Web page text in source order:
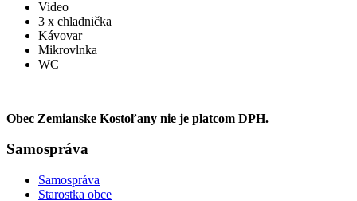
Video
3 x chladnička
Kávovar
Mikrovlnka
WC
Obec Zemianske Kostoľany nie je platcom DPH.
Samospráva
Samospráva
Starostka obce